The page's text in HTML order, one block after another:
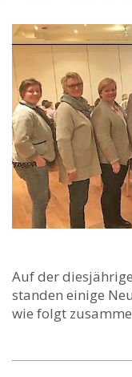
Auf der
standen einige
wie folgt